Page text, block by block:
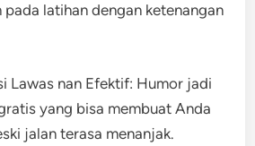
pada latihan dengan ketenangan
Lawas nan Efektif: Humor jadi
yang bisa membuat Anda
jalan terasa menanjak.